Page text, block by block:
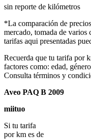
sin reporte de kilómetros
*La comparación de
mercado, tomada de varios
tarifas aqui presentadas
Recuerda que tu tarifa por
factores como: edad,
Consulta términos y
Aveo PAQ B 2009
miituo
Si tu tarifa
por km es de